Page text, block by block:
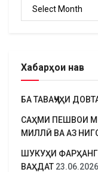
Хабарҳои нав
БА ТАВАҶҶУҲИ
САҲМИ ПЕШВОИ
МИЛЛӢ ВА АЗ
ШУКУҲИ
ВАҲДАТ 23.06.2026